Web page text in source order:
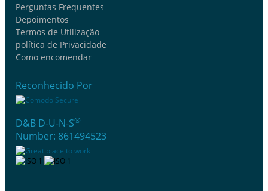
Perguntas Frequentes
Depoimentos
Termos de Utilização
política de Privacidade
Como encomendar
Reconhecido Por
D&B D-U-N-S®
Number: 861494523